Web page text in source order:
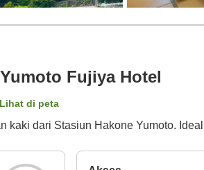
Fujiya Hotel
Lihat di peta
kaki dari Stasiun Hakone Yumoto.